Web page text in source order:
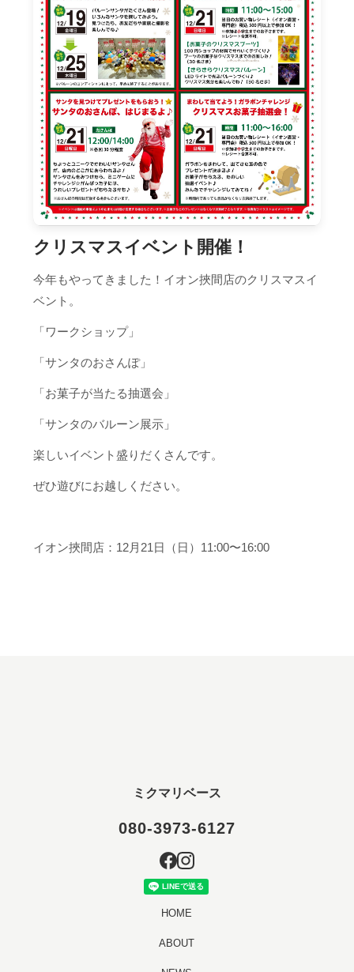
クリスマスイベント開催！
今年もやってきました！イオン挾間店のクリスマスイ
ベント。
「ワークショップ」
「サンタのおさんぽ」
「お菓子が当たる抽選会」
「サンタのバルーン展示」
楽しいイベント盛りだくさんです。
ぜひ遊びにお越しください。
イオン挾間店：12月21日（日）11:00〜16:00
ミクマリベース
080-3973-6127
HOME
ABOUT